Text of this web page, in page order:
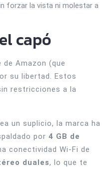
forzar la vista ni molestar a
capó
Amazon (que
su libertad. Estos
restricciones a la
un suplicio, la marca ha
por 4 GB de
conectividad Wi-Fi de
duales, lo que te